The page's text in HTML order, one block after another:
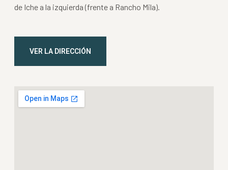
de Iche a la izquierda (frente a Rancho Mila).
VER LA DIRECCIÓN